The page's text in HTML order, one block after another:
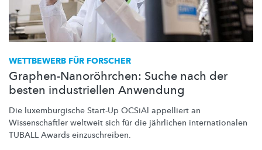
WETTBEWERB FÜR FORSCHER
Graphen-Nanoröhrchen: Suche nach der
besten industriellen Anwendung
Die luxemburgische Start-Up OCSiAl appelliert an
Wissenschaftler weltweit sich für die jährlichen internationalen
TUBALL Awards einzuschreiben.